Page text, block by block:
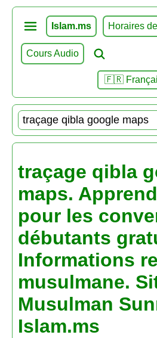
Islam.ms Horaires
Cours Audio
🇫🇷
traçage qibla
maps.
pour les
débutants
Informations
musulmane.
Musulman
Islam.ms